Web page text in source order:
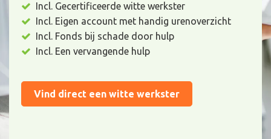
Incl. Gecertificeerde witte werkster
Incl. Eigen account met handig urenoverzicht
Incl. Fonds bij schade door hulp
Incl. Een vervangende hulp
Vind direct een witte werkster